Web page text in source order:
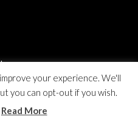
your experience. We'll
you can opt-out if you wish.
Read More